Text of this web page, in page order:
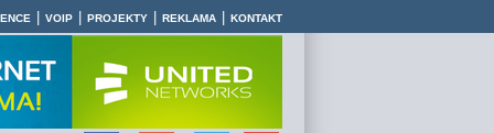
VOIP PROJEKTY REKLAMA KONTAKT